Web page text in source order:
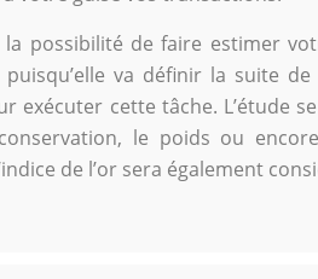
la possibilité de faire estimer
va définir la suite
exécuter cette tâche. L’étude
le poids ou
de l’or sera également